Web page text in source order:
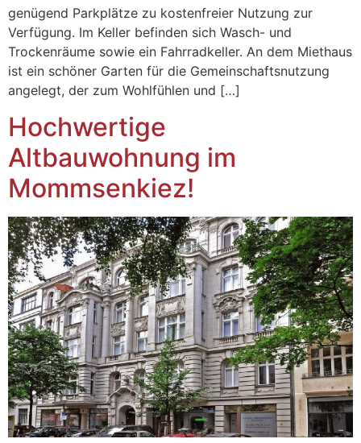
genügend Parkplätze zu kostenfreier Nutzung zur
Verfügung. Im Keller befinden sich Wasch- und
Trockenräume sowie ein Fahrradkeller. An dem Miethaus
ist ein schöner Garten für die Gemeinschaftsnutzung
angelegt, der zum Wohlfühlen und […]
Hochwertige
Altbauwohnung im
Mommsenkiez!